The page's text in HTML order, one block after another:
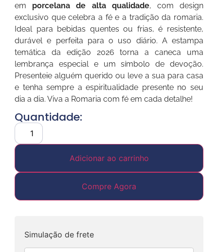
em porcelana de alta qualidade, com design
exclusivo que celebra a fé e a tradição da romaria.
Ideal para bebidas quentes ou frias, é resistente,
durável e perfeita para o uso diário. A estampa
temática da edição 2026 torna a caneca uma
lembrança especial e um símbolo de devoção.
Presenteie alguém querido ou leve a sua para casa
e tenha sempre a espiritualidade presente no seu
dia a dia. Viva a Romaria com fé em cada detalhe!
Quantidade:
Adicionar ao carrinho
Compre Agora
Simulação de frete